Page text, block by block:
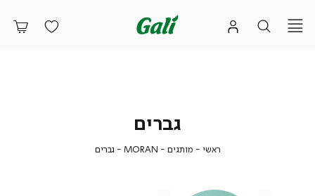
גברים
ראשי ראשי
מותגים מותגים
MORAN
MORAN
גבריםגברים